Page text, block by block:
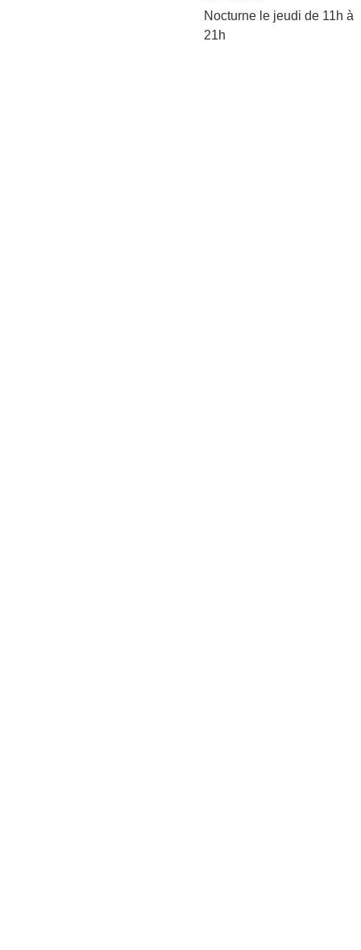
Nocturne le jeudi de 11h à
21h